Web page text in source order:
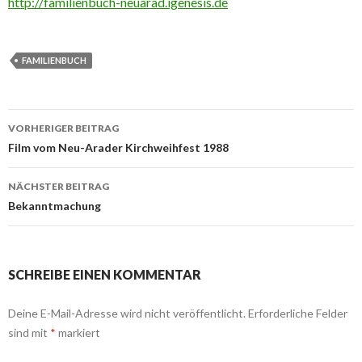
FAMILIENBUCH
Beitrags-
Navigation
VORHERIGER BEITRAG
Film vom Neu-Arader Kirchweihfest 1988
NÄCHSTER BEITRAG
Bekanntmachung
SCHREIBE EINEN KOMMENTAR
Deine E-Mail-Adresse wird nicht veröffentlicht. Erforderliche Felder
sind mit * markiert